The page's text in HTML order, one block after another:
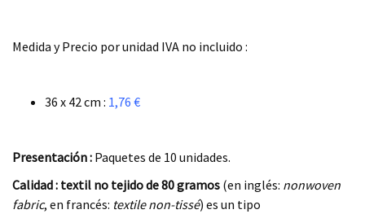
Medida y Precio por unidad IVA no incluido :
36 x 42 cm : 1,76 €
Presentación : Paquetes de 10 unidades.
Calidad : textil no tejido de 80 gramos (en inglés: nonwoven
fabric, en francés: textile non-tissé) es un tipo